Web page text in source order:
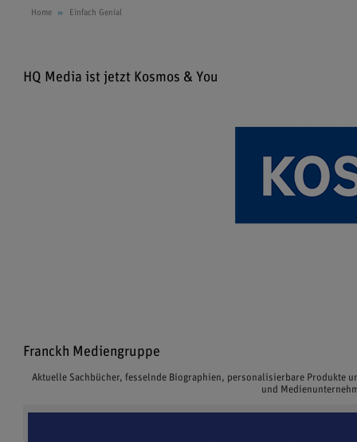
Home Einfach Genial
HQ Media ist jetzt Kosmos & You
Franckh Mediengruppe
Aktuelle Sachbücher, fesselnde Biographien, personalisierbare Produkte
und